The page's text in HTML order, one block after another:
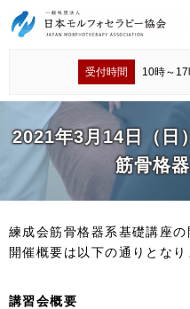
受付時間 10時～17
2021年3月14日（
筋骨格
練成会筋骨格器系基礎講座の
開催概要は以下の通りとなり
講習会概要